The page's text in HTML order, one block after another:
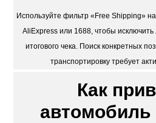
Используйте фильтр «Free Shipping»
AliExpress или 1688, чтобы исключить
итогового чека. Поиск конкретных
транспортировку требует
Как
автомобиль